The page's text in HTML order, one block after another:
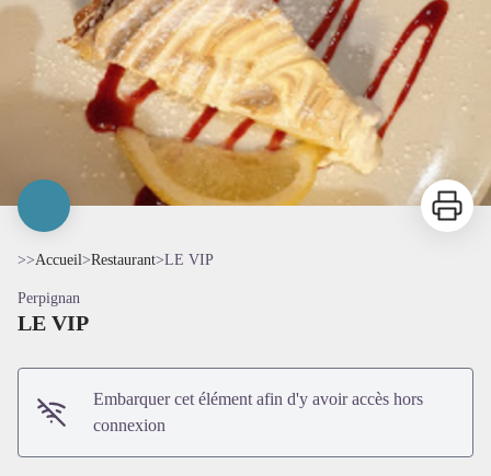
Voir l'image en plein écran
Imprimer
>>Accueil>Restaurant>LE VIP
Perpignan
LE VIP
Embarquer cet élément afin d'y avoir accès hors
connexion